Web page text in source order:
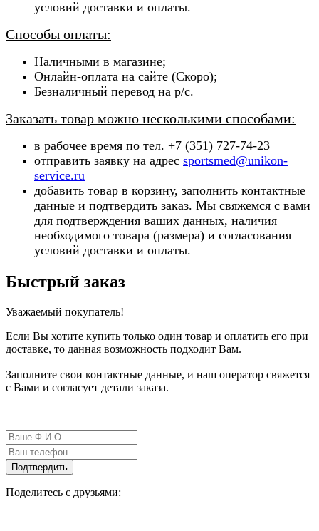
условий доставки и оплаты.
Способы оплаты:
Наличными в магазине;
Онлайн-оплата на сайте (Скоро);
Безналичный перевод на р/с.
Заказать товар можно несколькими способами:
в рабочее время по тел. +7 (351) 727-74-23
отправить заявку на адрес sportsmed@unikon-
service.ru
добавить товар в корзину, заполнить контактные
данные и подтвердить заказ. Мы свяжемся с вами
для подтверждения ваших данных, наличия
необходимого товара (размера) и согласования
условий доставки и оплаты.
Быстрый заказ
Уважаемый покупатель!
Если Вы хотите купить только один товар и оплатить его при
доставке, то данная возможность подходит Вам.
Заполните свои контактные данные, и наш оператор свяжется
с Вами и согласует детали заказа.
Поделитесь с друзьями: